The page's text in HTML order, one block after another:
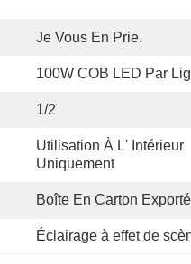
Je Vous En Prie.
100W COB LED Par
1/2
Utilisation À L' Intérieur
Uniquement
Boîte En Carton
Éclairage à effet de